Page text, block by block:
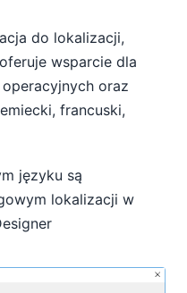
do lokalizacji,
wsparcie dla
oraz
francuski,
języku są
lokalizacji w